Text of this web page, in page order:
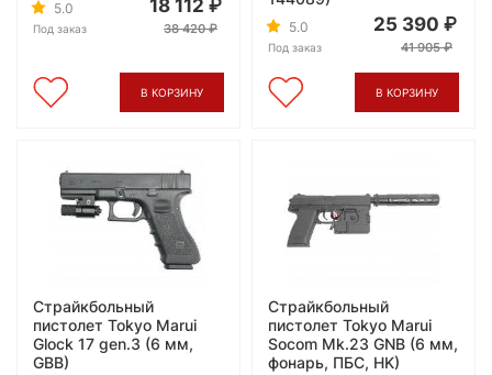
5.0
Под заказ
18 112
38 420
В КОРЗИНУ
5.0
Под заказ
25 390
41 905
В КОРЗИНУ
Страйкбольный
пистолет Tokyo Marui
Glock 17 gen.3 (6 мм,
GBB)
Страйкбольный
пистолет Tokyo Marui
Socom Mk.23 GNB (6 мм,
фонарь, ПБС, HK)